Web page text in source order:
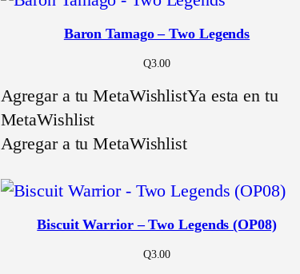
Baron Tamago – Two Legends
Q3.00
Agregar a tu MetaWishlistYa esta en tu
MetaWishlist
Agregar a tu MetaWishlist
Biscuit Warrior – Two Legends (OP08)
Q3.00